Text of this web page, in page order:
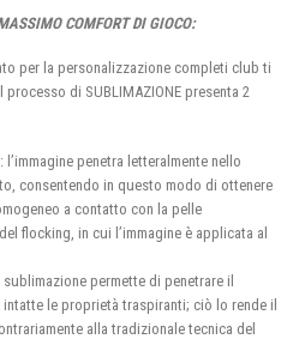
COMFORT DI GIOCO:
per la personalizzazione completi club ti
di SUBLIMAZIONE presenta 2
penetra letteralmente nello
consentendo in questo modo di ottenere
a contatto con la pelle
flocking, in cui l’immagine è applicata al
permette di penetrare il
le proprietà traspiranti; ciò lo rende il
alla tradizionale tecnica del